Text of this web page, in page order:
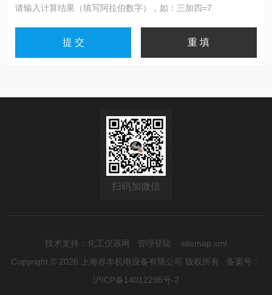
请输入计算结果（填写阿拉伯数字），如：三加四=7
扫码加微信
技术支持： 化工仪器网 管理登陆
sitemap.xml
Copyright © 2026 上海赤丰机电设备有限公司 版权所有 备案号：
沪ICP备14012296号-2